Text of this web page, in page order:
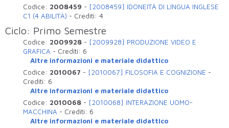
Codice: 2008459 - [2008459] IDONEITÀ DI LINGUA INGLESE
C1 (4 ABILITÀ) - Crediti:4
Ciclo: Primo Semestre
Codice: 2009928 - [2009928] PRODUZIONE VIDEO E
GRAFICA - Crediti: 6
Altre informazioni e materiale didattico
Codice: 2010067 - [2010067] FILOSOFIA E COGNIZIONE -
Crediti: 6
Altre informazioni e materiale didattico
Codice: 2010068 - [2010068] INTERAZIONE UOMO-
MACCHINA - Crediti: 6
Altre informazioni e materiale didattico